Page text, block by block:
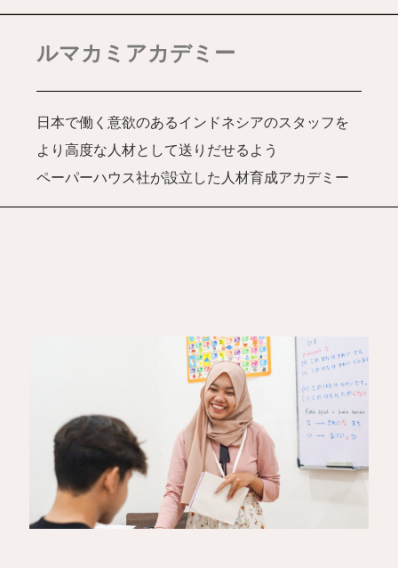
ルマカミアカデミー
日本で働く意欲のあるインドネシアのスタッフを
より高度な人材として送りだせるよう
ペーパーハウス社が設立した人材育成アカデミー